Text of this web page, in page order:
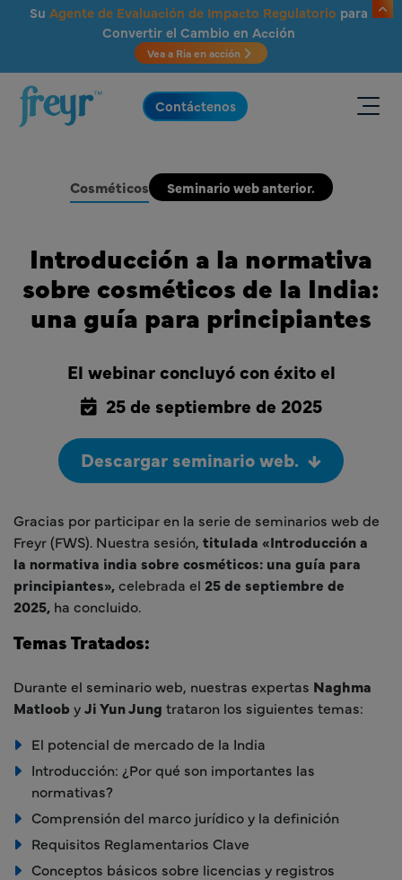
Saltar al contenido principal
Su Agente de Evaluación de Impacto Regulatorio para
Convertir el Cambio en Acción
Vea a Ria en acción
.
Contáctenos
Cosméticos Seminario web anterior.
Introducción a la normativa
sobre cosméticos de la India:
una guía para principiantes
El webinar concluyó con éxito el
25 de septiembre de 2025
Descargar seminario web.
Gracias por participar en la serie de seminarios web de
Freyr (FWS). Nuestra sesión, titulada «Introducción a
la normativa india sobre cosméticos: una guía para
principiantes»,celebrada el 25 de septiembre de
2025, ha concluido.
Temas Tratados:
Durante el seminario web, nuestras expertas Naghma
Matloob yJi Yun Jung trataron los siguientes temas:
El potencial de mercado de la India
Introducción: ¿Por qué son importantes las
normativas?
Comprensión del marco jurídico y la definición
Requisitos Reglamentarios Clave
Conceptos básicos sobre licencias y registros